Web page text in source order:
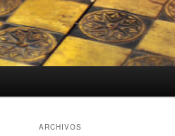
ARCHIVOS